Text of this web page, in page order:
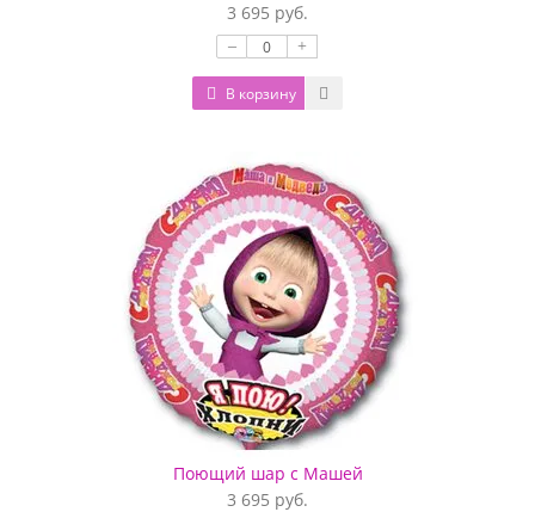
3 695 руб.
– +
В корзину
Поющий шар с Машей
3 695 руб.